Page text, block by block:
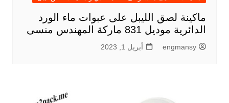
ماكينة لصق الليبل على عبوات ماء الورد
الدائرية موديل 831 ماركة المهندس منسى
engmansy أبريل 1, 2023